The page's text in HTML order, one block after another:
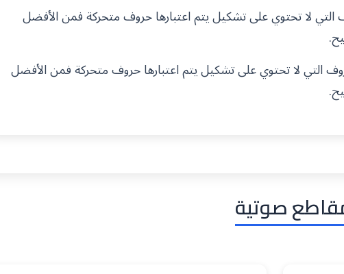
لا تحتوي على تشكيل يتم اعتبارها حروف متحركة فمن الأفضل
لا تحتوي على تشكيل يتم اعتبارها حروف متحركة فمن الأفضل
صوتية